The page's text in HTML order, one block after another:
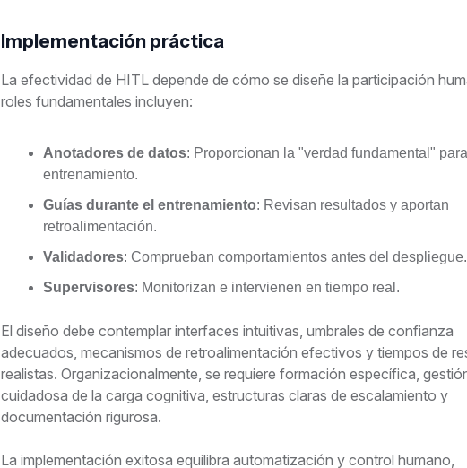
Implementación práctica
La efectividad de HITL depende de cómo se diseñe la participación
roles fundamentales incluyen:
Anotadores de datos: Proporcionan la "verdad fundamental"
entrenamiento.
Guías durante el entrenamiento: Revisan resultados y aportan
retroalimentación.
Validadores: Comprueban comportamientos antes del despliegue.
Supervisores: Monitorizan e intervienen en tiempo real.
El diseño debe contemplar interfaces intuitivas, umbrales de confianza
adecuados, mecanismos de retroalimentación efectivos y tiempos de
realistas. Organizacionalmente, se requiere formación específica,
cuidadosa de la carga cognitiva, estructuras claras de escalamiento y
documentación rigurosa.
La implementación exitosa equilibra automatización y control humano,